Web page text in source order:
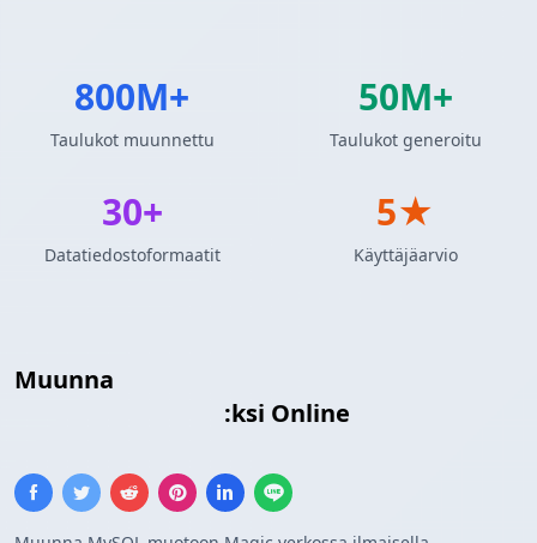
Muunna
:ksi Online
800M+
Taulukot muunnettu
50M+
Taulukot generoitu
30+
Datatiedostoformaatit
5★
Käyttäjäarvio